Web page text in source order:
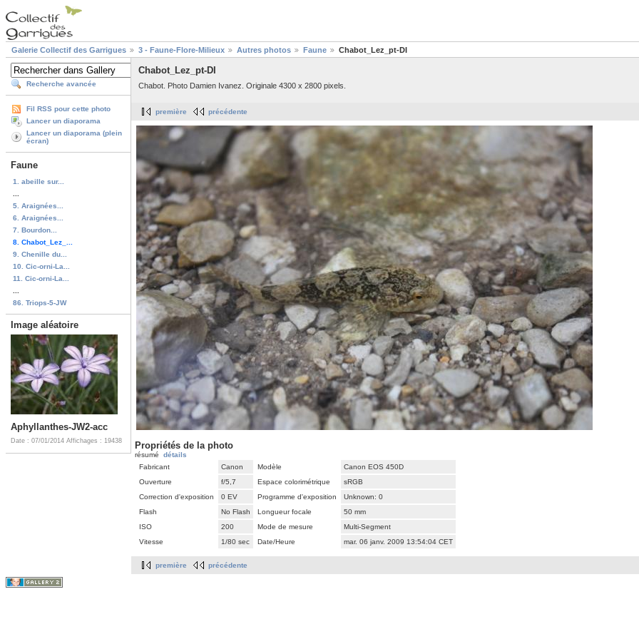
Galerie Collectif des Garrigues 3 - Faune-Flore-Milieux Autres photos Faune Chabot_Lez_pt-DI
Recherche avancée
Fil RSS pour cette photo
Lancer un diaporama
Lancer un diaporama (plein
écran)
Faune
1. abeille sur...
5. Araignées...
6. Araignées...
7. Bourdon...
8. Chabot_Lez_...
9. Chenille du...
10. Cic-orni-La...
11. Cic-orni-La...
86. Triops-5-JW
Image aléatoire
Aphyllanthes-JW2-acc
Date : 07/01/2014 Affichages : 19438
Chabot_Lez_pt-DI
Chabot. Photo Damien Ivanez. Originale 4300 x 2800 pixels.
première précédente
Propriétés de la photo
résumé détails
Fabricant
Canon Modèle
Canon EOS 450D
Ouverture
f/5,7 Espace colorimétrique
sRGB
Correction d'exposition
0 EV Programme d'exposition
Unknown: 0
Flash
No Flash Longueur focale
50 mm
ISO
200 Mode de mesure
Multi-Segment
Vitesse
1/80 sec Date/Heure mar. 06 janv. 2009 13:54:04 CET
première précédente